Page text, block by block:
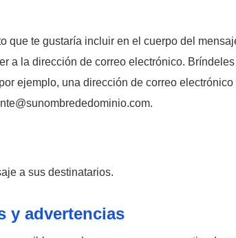
que te gustaría incluir en el cuerpo del
a la dirección de correo electrónico.
ejemplo, una dirección de correo
a sus destinatarios.
y advertencias